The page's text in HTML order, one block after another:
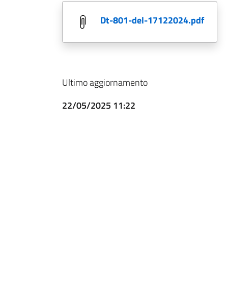
dt-801-del-17122024.pdf
Ultimo aggiornamento
22/05/2025 11:22